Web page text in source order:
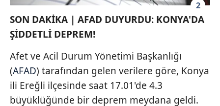
2
SON DAKİKA | AFAD DUYURDU: KONYA'DA
ŞİDDETLİ DEPREM!
Afet ve Acil Durum Yönetimi Başkanlığı
(AFAD) tarafından gelen verilere göre, Konya
ili Ereğli ilçesinde saat 17.01'de 4.3
büyüklüğünde bir deprem meydana geldi.